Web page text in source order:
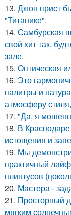
13. Джон прист
"Титанике".
14. Самбурская
свой хит так,
зале.
15. Оптическая
16. Это
палитры и
атмосферу
17. "Да, я
18. В
истощения и
19. Мы
практичный
плинтусов
20. Мастера -
21. Просторный
мягким